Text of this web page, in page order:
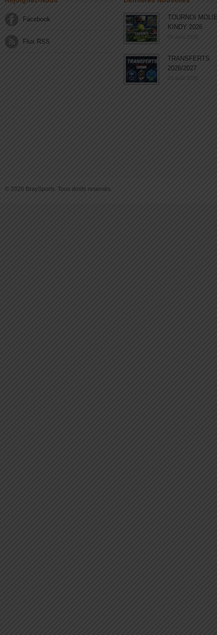
Facebook
Flux RSS
TOURNOI
KINDY 2026
03 août 2026
TRANSFERTS
2026/2027
03 août 2026
© 2026 BraySports. Tous droits reservés.